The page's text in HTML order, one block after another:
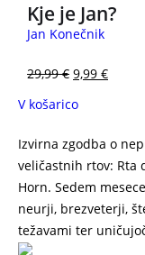
Kje je Jan?
Jan Konečnik
29,99€ 9,99 €
V košarico
Izvirna zgodba o
veličastnih rtov: Rta
Horn. Sedem
neurji, brezveterji,
težavami ter